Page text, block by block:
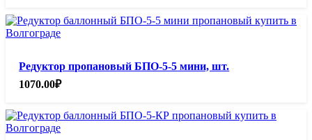
Редуктор пропановый БПО-5-5 мини, шт.
1070.00₽